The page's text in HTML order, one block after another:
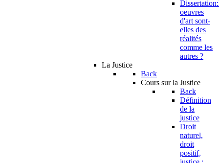
oeuvres
d'art sont-
elles des
réalités
comme les
autres ?
La Justice
Back
Cours sur la Justice
Back
Définition
de la
justice
Droit
naturel,
droit
positif,